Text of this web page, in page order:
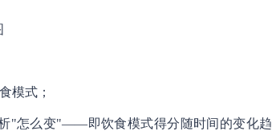
模式；
"怎么变"——即饮食模式得分随时间的变化趋